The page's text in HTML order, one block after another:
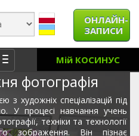
ОНЛАЙН-
ЗАПИСИ
Мій КОСИНУС
фотографія
художніх спеціалізацій під
У процесі навчання учень
техніки та технології
зображення. Він пізнає